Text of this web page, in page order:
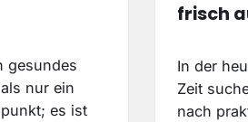
gesundes
nur ein
es ist
frisch
In der
Zeit
nach